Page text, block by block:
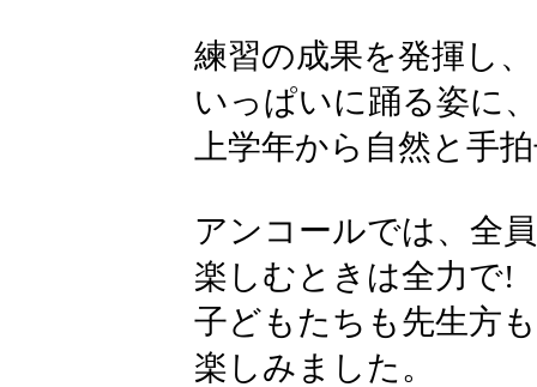
練習の成果を発揮し
いっぱいに踊る姿に、
上学年から自然と手
アンコールでは、全
楽しむときは全力で!
子どもたちも先生方
楽しみました。